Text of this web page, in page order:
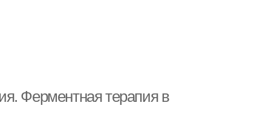
Ферментная терапия в